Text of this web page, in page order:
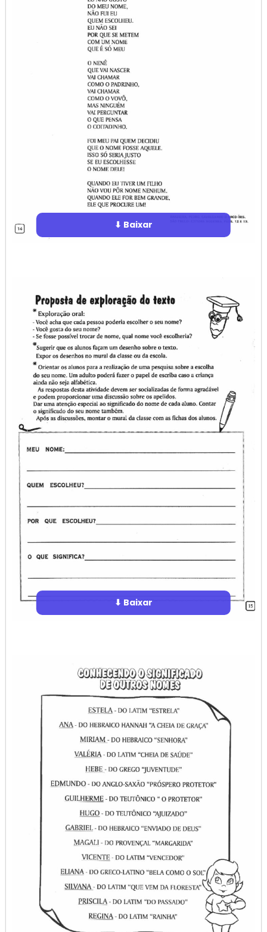
⬇ Baixar
⬇ Baixar